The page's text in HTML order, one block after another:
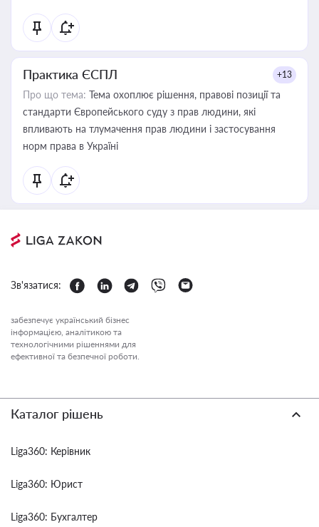
Практика ЄСПЛ +13
Про що тема: Тема охоплює рішення, правові позиції та
стандарти Європейського суду з прав людини, які
впливають на тлумачення прав людини і застосування
норм права в Україні
Зв'язатися:
забезпечує український бізнес
інформацією, аналітикою та
технологічними рішеннями для
ефективної та безпечної роботи.
Каталог рішень
Liga360: Керівник
Liga360: Юрист
Liga360: Бухгалтер